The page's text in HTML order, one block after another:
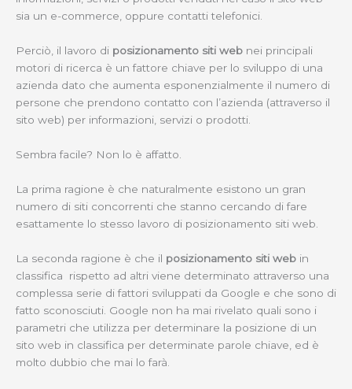
sia un e-commerce, oppure contatti telefonici.
Perciò, il lavoro di posizionamento siti web nei principali
motori di ricerca è un fattore chiave per lo sviluppo di una
azienda dato che aumenta esponenzialmente il numero di
persone che prendono contatto con l’azienda (attraverso il
sito web) per informazioni, servizi o prodotti.
Sembra facile? Non lo è affatto.
La prima ragione è che naturalmente esistono un gran
numero di siti concorrenti che stanno cercando di fare
esattamente lo stesso lavoro di posizionamento siti web.
La seconda ragione è che il posizionamento siti web in
classifica rispetto ad altri viene determinato attraverso una
complessa serie di fattori sviluppati da Google e che sono di
fatto sconosciuti. Google non ha mai rivelato quali sono i
parametri che utilizza per determinare la posizione di un
sito web in classifica per determinate parole chiave, ed è
molto dubbio che mai lo farà.